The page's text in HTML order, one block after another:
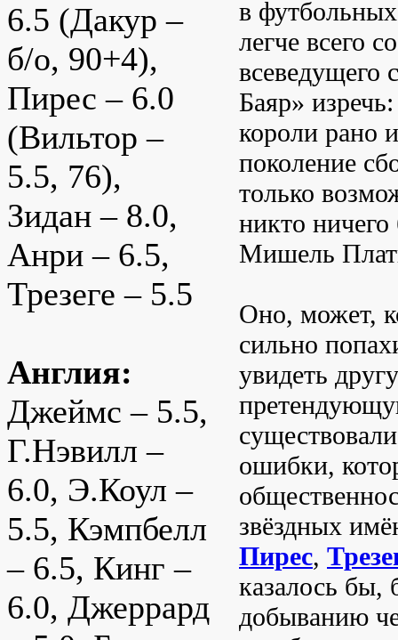
6.5 (Дакур –
б/о, 90+4),
Пирес – 6.0
(Вильтор –
5.5, 76),
Зидан – 8.0,
Анри – 6.5,
Трезеге – 5.5
Англия:
Джеймс – 5.5,
Г.Нэвилл –
6.0, Э.Коул –
5.5, Кэмпбелл
– 6.5, Кинг –
6.0, Джеррард
в
легче всего
всеведущего
Баяр»
короли рано
поколение
только
никто
Мишель
Оно, может,
сильно
увидеть
ошибки,
звёздных
Пирес,
казалось бы,
добыванию